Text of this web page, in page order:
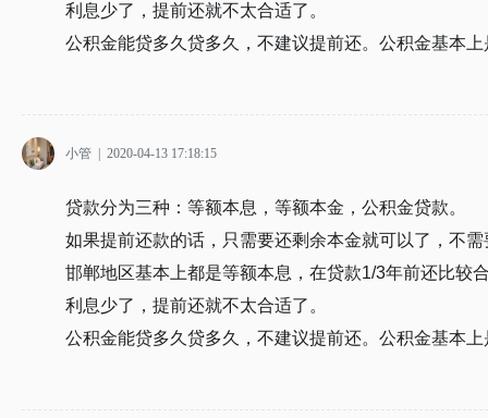
利息少了，提前还就不太合适了。
公积金能贷多久贷多久，不建议提前还。公积金基本
小管 2020-04-13 17:18:15
贷款分为三种：等额本息，等额本金，公积金贷款。
如果提前还款的话，只需要还剩余本金就可以了，不
邯郸地区基本上都是等额本息，在贷款1/3年前还比较
利息少了，提前还就不太合适了。
公积金能贷多久贷多久，不建议提前还。公积金基本